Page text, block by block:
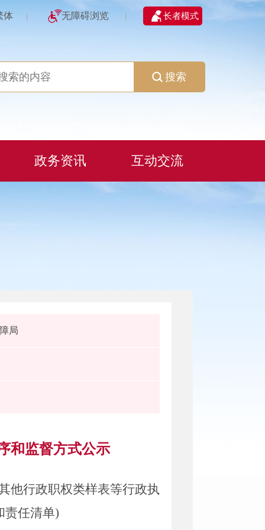
体 | 无障碍浏览 | 长者模式
搜索
政务资讯 互动交流
局
和监督方式公示
他行政职权类样表等行政执
责任清单)